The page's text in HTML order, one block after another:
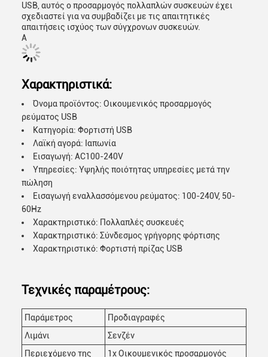
USB, αυτός ο προσαρμογός πολλαπλών συσκευών έχει
σχεδιαστεί για να συμβαδίζει με τις απαιτητικές
απαιτήσεις ισχύος των σύγχρονων συσκευών.
Α
Χαρακτηριστικά:
Όνομα προϊόντος: Οικουμενικός προσαρμογός
ρεύματος USB
Κατηγορία: Φορτιστή USB
Λαϊκή αγορά: Ιαπωνία
Εισαγωγή: AC100-240V
Υπηρεσίες: Υψηλής ποιότητας υπηρεσίες μετά την
πώληση
Εισαγωγή εναλλασσόμενου ρεύματος: 100-240V, 50-
60Hz
Χαρακτηριστικό: Πολλαπλές συσκευές
Χαρακτηριστικό: Σύνδεσμος γρήγορης φόρτισης
Χαρακτηριστικό: Φορτιστή πρίζας USB
Τεχνικές παραμέτρους:
Παράμετρος
Προδιαγραφές
Λιμάνι
Σενζέν
Περιεχόμενο της
1x Οικουμενικός προσαρμογός